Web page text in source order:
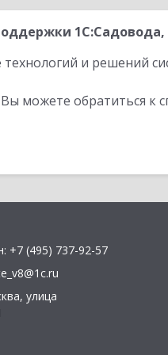
1С:Садовода,
и решений
можете обратиться к
+7 (495) 737-92-57
, улица